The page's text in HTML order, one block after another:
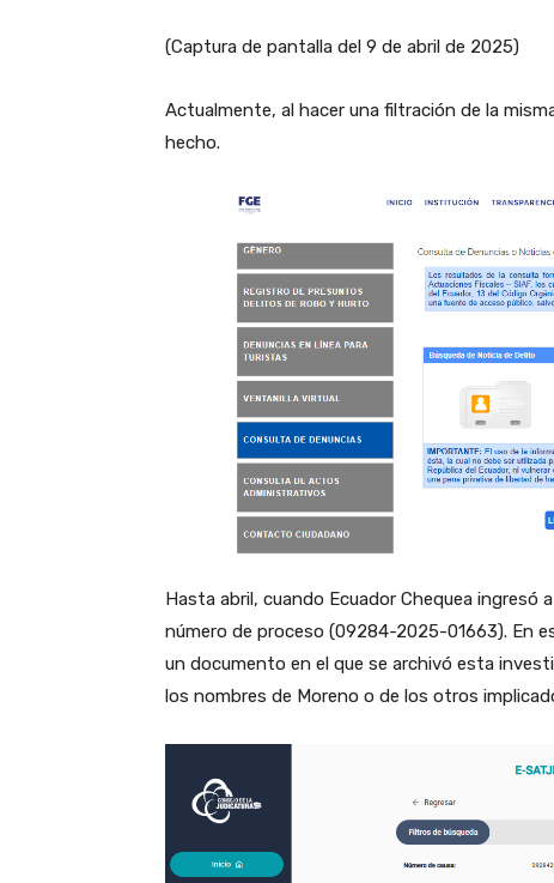
(Captura de pantalla del 9 de abril de 2025)
Actualmente, al hacer una filtración de la
hecho.
Hasta abril, cuando Ecuador Chequea ingresó
número de proceso (09284-2025-01663). En
un documento en el que se archivó esta
los nombres de Moreno o de los otros